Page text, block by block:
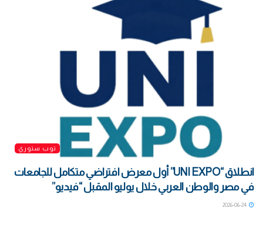
توب ستوري
انطلاق “UNI EXPO” أول معرض افتراضي متكامل للجامعات
في مصر والوطن العربي خلال يوليو المقبل “فيديو”
2026-06-24